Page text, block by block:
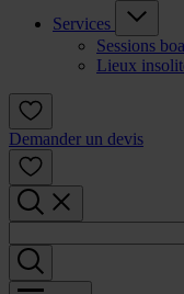
Services
Sessions
Lieux
Demander un devis